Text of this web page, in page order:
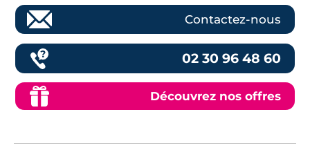
Contactez-nous
02 30 96 48 60
Découvrez nos offres